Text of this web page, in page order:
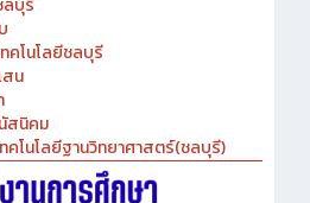
บุรี
โนโลยีชลบุรี
สนิคม
คโนโลยีฐานวิทยาศาสตร์(ชลบุรี)